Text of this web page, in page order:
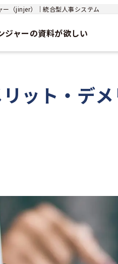
ー（jinjer）｜統合型人事システム
ジャーの資料が欲しい
ット・デ